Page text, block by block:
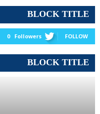
BLOCK TITLE
0 Followers FOLLOW
BLOCK TITLE